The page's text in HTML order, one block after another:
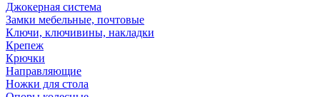
Джокерная система
Замки мебельные, почтовые
Ключи, ключивины, накладки
Крепеж
Крючки
Направляющие
Ножки для стола